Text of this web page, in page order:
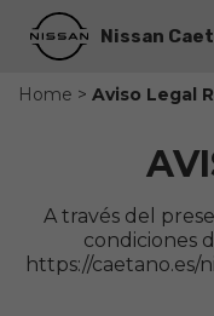
Nissan
Home > Aviso Legal
A través del
condiciones
https://caetano.es/